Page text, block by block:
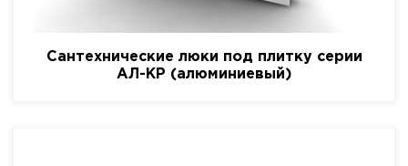
Сантехнические люки под плитку серии
АЛ-КР (алюминиевый)